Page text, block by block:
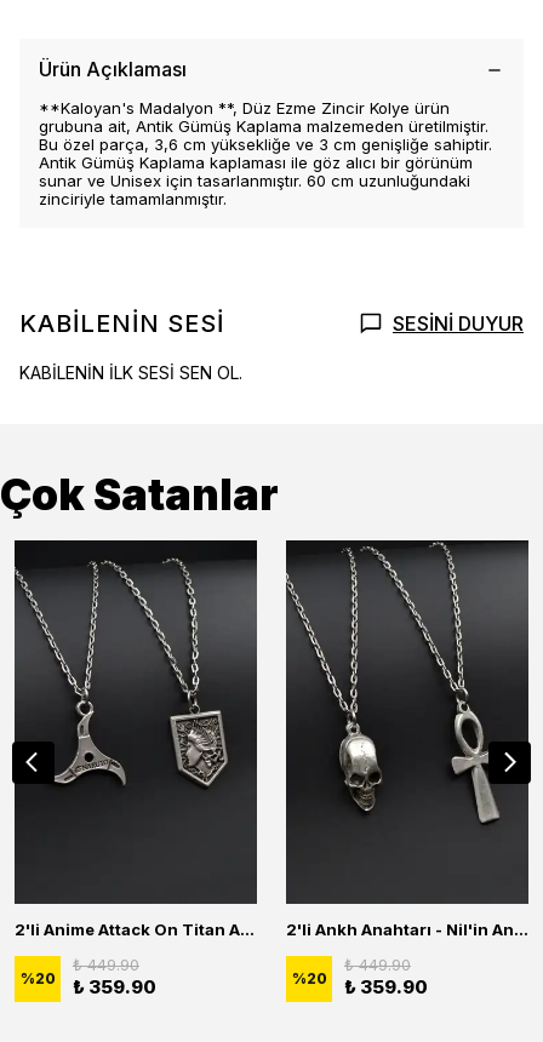
Ürün Açıklaması
**Kaloyan's Madalyon **, Düz Ezme Zincir Kolye ürün
grubuna ait, Antik Gümüş Kaplama malzemeden üretilmiştir.
Bu özel parça, 3,6 cm yüksekliğe ve 3 cm genişliğe sahiptir.
Antik Gümüş Kaplama kaplaması ile göz alıcı bir görünüm
sunar ve Unisex için tasarlanmıştır. 60 cm uzunluğundaki
zinciriyle tamamlanmıştır.
KABİLENİN SESİ SESİNİ DUYUR
KABİLENİN İLK SESİ SEN OL.
Çok Satanlar
2'li Anime Attack On Titan Acrylic Maria Anime Naruto Erkek Kadın Kolye Seti
%20
₺ 449.90
₺ 359.90
2'li Ankh Anahtarı - Nil'in Anahtarı - Kuru Kafa Erkek Kadın Kolye Seti
%20
₺ 449.90
₺ 359.90